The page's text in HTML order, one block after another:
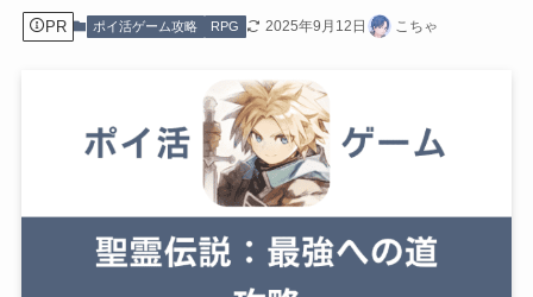
PR ポイ活ゲーム攻略 RPG 2025年9月12日 こちゃ